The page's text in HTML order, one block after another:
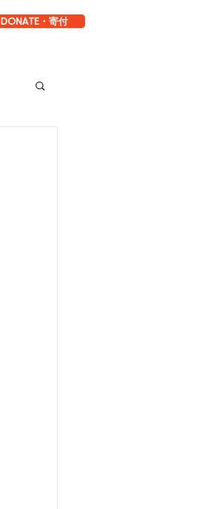
DONATE・寄付